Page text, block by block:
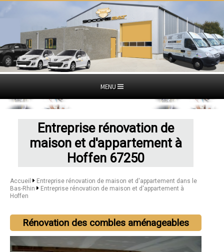
MENU
Entreprise rénovation de
maison et d'appartement à
Hoffen 67250
Accueil
Entreprise rénovation de maison et d'appartement dans le
Bas-Rhin
Entreprise rénovation de maison et d'appartement à
Hoffen
Rénovation des combles aménageables